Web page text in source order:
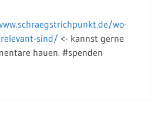
wo-
sind/ <- kannst gerne
hauen. #spenden